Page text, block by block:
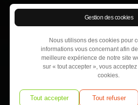
Gestion des cookies
Nous utilisons des cookies pour
informations vous concernant afin
meilleure expérience de notre site
sur « tout accepter », vous acceptez
cookies.
Tout accepter Tout refuser